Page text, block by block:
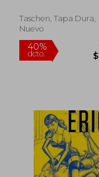
Taschen, Tapa Dura,
Nuevo